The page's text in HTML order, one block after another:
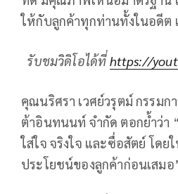
ให้กับลูกค้าทุกท่านทั้งในอดีต
รับชมวิดิโอได้ที่https://
คุณนริศรา เวศย์วรุตม์ กรรมก
ต้าอินทนนท์ จำกัด ตอกย้ำว่า
ใส่ใจ จริงใจ และซื่อสัตย์ โด
ประโยชน์ของลูกค้าก่อนเสมอ